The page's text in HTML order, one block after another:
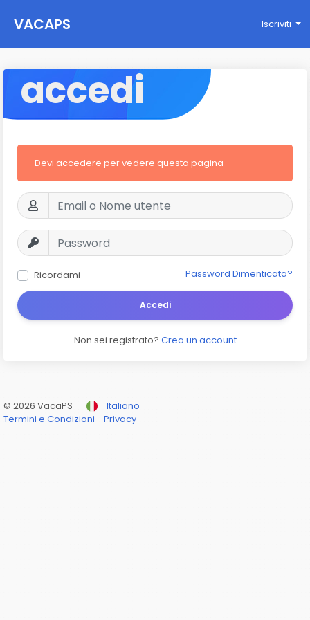
VACAPS Iscriviti
accedi
Devi accedere per vedere questa pagina
Ricordami Password Dimenticata?
Accedi
Non sei registrato? Crea un account
© 2026 VacaPS
Italiano
Termini e Condizioni
Privacy